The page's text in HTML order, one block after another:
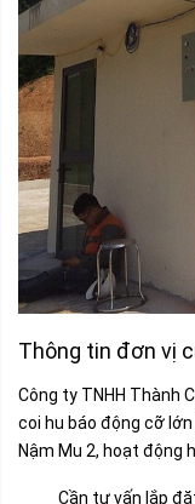
Thông tin đơn vị
Công ty TNHH Thành
coi hu báo động cỡ
Nậm Mu 2, hoạt động
Cần tư vấn lắp